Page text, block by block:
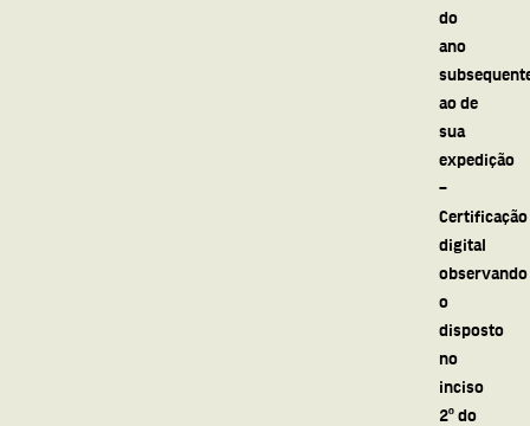
do
ano
ao de
sua
expedição
–
Certificação
digital
observando
o
disposto
no
inciso
2º do